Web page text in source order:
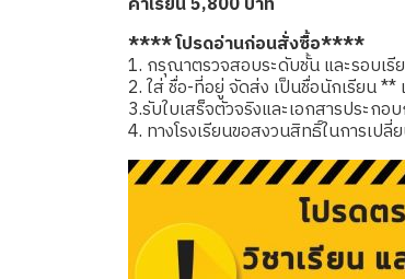
**** โปรดอ่านก่อนสั่งซื้อ****
1. กรุณาตรวจสอบระดับชั้น และรอบเรี
2. ใส่ ชื่อ-ที่อยู่ จัดส่ง เป็นชื่อนักเรียน **
3.รับใบเสร็จตัวจริงและเอกสารประกอ
4. ทางโรงเรียนขอสงวนสิทธิ์ในการเป